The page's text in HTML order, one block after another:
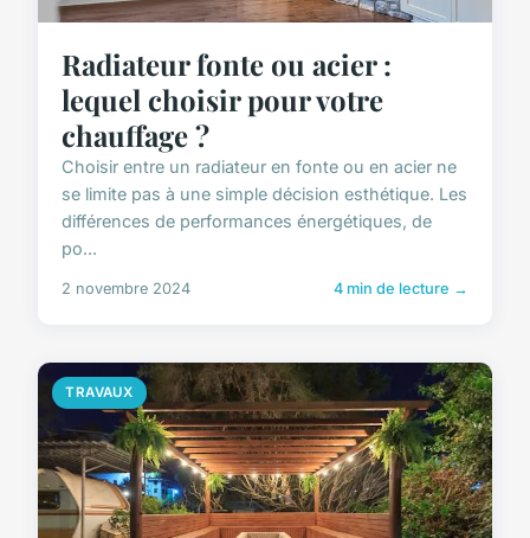
Radiateur fonte ou acier :
lequel choisir pour votre
chauffage ?
Choisir entre un radiateur en fonte ou en acier ne
se limite pas à une simple décision esthétique. Les
différences de performances énergétiques, de
po...
2 novembre 2024 4 min de lecture →
TRAVAUX